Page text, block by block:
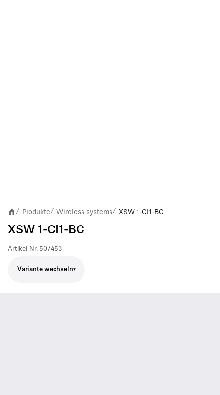
/ Produkte/ Wireless systems/ XSW 1-CI1-BC
XSW 1-CI1-BC
Artikel-Nr. 507453
Variante wechseln